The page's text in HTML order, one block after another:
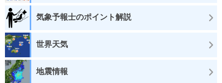
気象予報士のポイント解説
世界天気
地震情報